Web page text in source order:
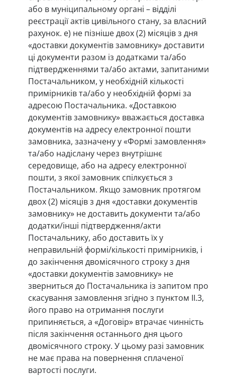
або в муніципальному органі – відділі
реєстрації актів цивільного стану, за власний
рахунок. e) не пізніше двох (2) місяців з дня
«доставки документів замовнику» доставити
ці документи разом із додатками та/або
підтвердженнями та/або актами, запитаними
Постачальником, у необхідній кількості
примірників та/або у необхідній формі за
адресою Постачальника. «Доставкою
документів замовнику» вважається доставка
документів на адресу електронної пошти
замовника, зазначену у «Формі замовлення»
та/або надіслану через внутрішнє
середовище, або на адресу електронної
пошти, з якої замовник спілкується з
Постачальником. Якщо замовник протягом
двох (2) місяців з дня «доставки документів
замовнику» не доставить документи та/або
додатки/інші підтвердження/акти
Постачальнику, або доставить їх у
неправильній формі/кількості примірників, і
до закінчення двомісячного строку з дня
«доставки документів замовнику» не
зверниться до Постачальника із запитом про
скасування замовлення згідно з пунктом II.3,
його право на отримання послуги
припиняється, а «Договір» втрачає чинність
після закінчення останнього дня цього
двомісячного строку. У цьому разі замовник
не має права на повернення сплаченої
вартості послуги.